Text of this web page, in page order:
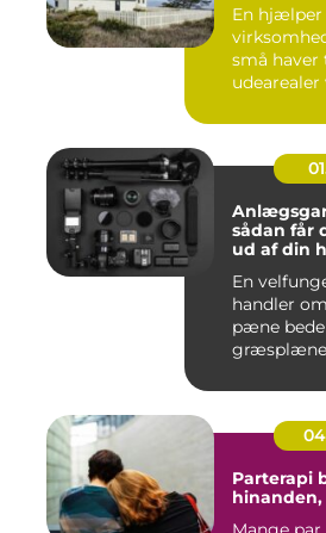
En hjælper både private og
små
sådan får
ud af din
En
handler
pæne
Parterapi